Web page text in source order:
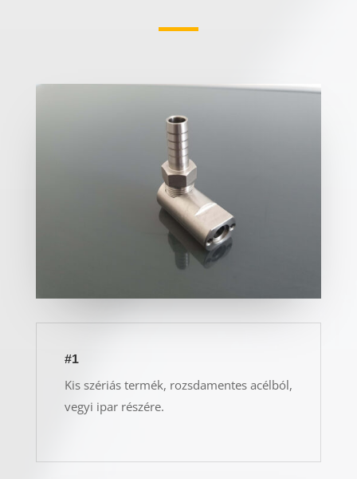
#1
Kis szériás termék, rozsdamentes acélból,
vegyi ipar részére.